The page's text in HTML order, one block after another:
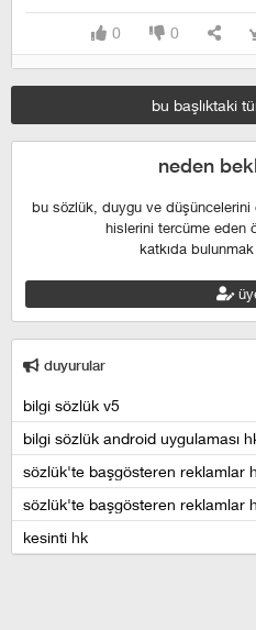
0 0
bu başlıktaki
neden
bu sözlük, duygu ve düşüncelerini
hislerini tercüme eden
katkıda
duyurular
bilgi sözlük v5
bilgi sözlük android uygulaması
sözlük'te başgösteren reklamlar
sözlük'te başgösteren reklamlar
kesinti hk